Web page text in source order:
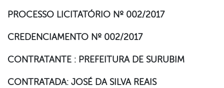
PROCESSO LICITATÓRIO Nº 002/2017
CREDENCIAMENTO Nº 002/2017
CONTRATANTE : PREFEITURA DE SURUBIM
CONTRATADA: JOSÉ DA SILVA REAIS